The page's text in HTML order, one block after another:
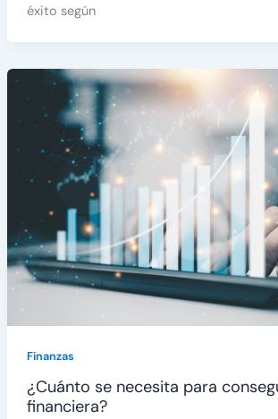
éxito según
Finanzas
¿Cuánto se necesita para
financiera?